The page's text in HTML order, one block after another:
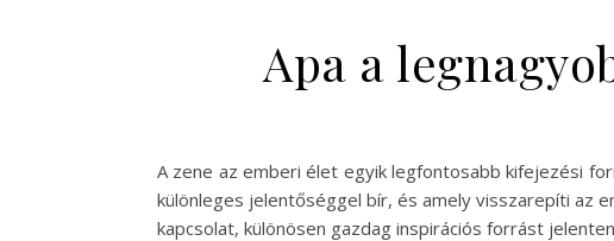
Apa a
A zene az emberi élet egyik legfontosabb kifejezési
különleges jelentőséggel bír, és amely visszarepíti az
kapcsolat, különösen gazdag inspirációs forrást